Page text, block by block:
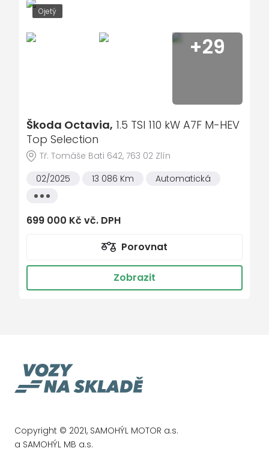
přední mlhovky
ABS - antiblokovací systém
el. ovládání oken
palubní počítač
vyhřívaná sedadla
handsfree
dálkově ovládané centrální zamykání
nastavitelný volant
senzor světel
ukazatel vnější teploty
kontrola tlaku v pneu
Isofix
Ojetý
+29
Škoda Octavia, 1.5 TSI 110 kW A7F M-HEV
Top Selection
Tř. Tomáše Bati 642, 763 02 Zlín
02/2025
13 086 Km
Automatická
Všechny
699 000 Kč vč. DPH
Porovnat
Zobrazit
Copyright © 2021, SAMOHÝL MOTOR a.s.
a SAMOHÝL MB a.s.